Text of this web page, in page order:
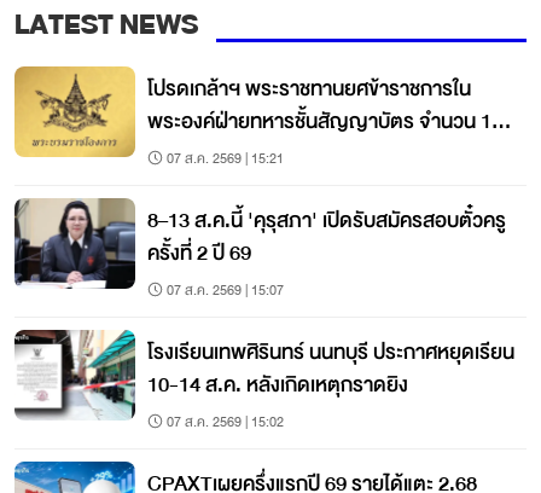
LATEST NEWS
โปรดเกล้าฯ พระราชทานยศข้าราชการใน
พระองค์ฝ่ายทหารชั้นสัญญาบัตร จำนวน 19
นาย07 ส.ค. 2569 | 15:21
8–13 ส.ค.นี้ 'คุรุสภา' เปิดรับสมัครสอบตั๋วครู
ครั้งที่ 2 ปี 69
07 ส.ค. 2569 | 15:07
โรงเรียนเทพศิรินทร์ นนทบุรี ประกาศหยุดเรียน
10-14 ส.ค. หลังเกิดเหตุกราดยิง
07 ส.ค. 2569 | 15:02
CPAXTเผยครึ่งแรกปี 69 รายได้แตะ 2.68